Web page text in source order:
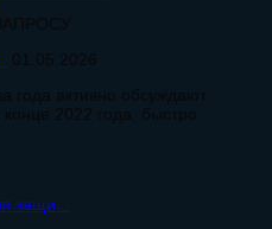
01.05.2026
года активно обсуждают
2022 года, быстро
защи...